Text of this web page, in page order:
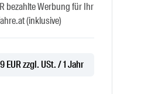
bezahlte Werbung für Ihr
(inklusive)
EUR zzgl. USt. / 1 Jahr